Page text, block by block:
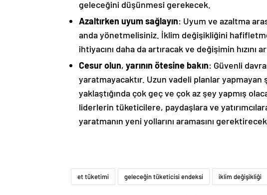
geleceğini düşünmesi gerekecek.
Azaltırken uyum sağlayın: Uyum ve azaltma
anda yönetmelisiniz. İklim değişikliğini
ihtiyacını daha da artıracak ve değişimin hızını
Cesur olun, yarının ötesine bakın: Güvenli
yaratmayacaktır. Uzun vadeli planlar
yaklaştığında çok geç ve çok az şey yapmış
liderlerin tüketicilere, paydaşlara ve
yaratmanın yeni yollarını aramasını
et tüketimi geleceğin tüketicisi endeksi iklim değişikliği